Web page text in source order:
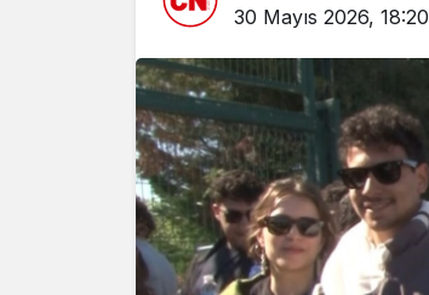
30 Mayıs 2026, 18:20